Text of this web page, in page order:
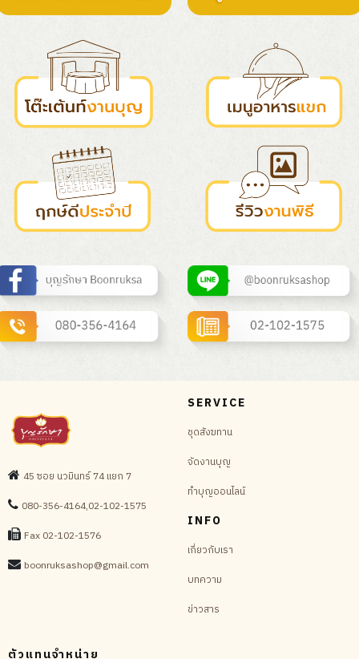
45 ซอย นวมินทร์ 74 แยก 7
080-356-4164,02-102-1575
Fax 02-102-1576
boonruksashop@gmail.com
SERVICE
ชุดสังฆทาน
จัดงานบุญ
ทำบุญออนไลน์
INFO
เกี่ยวกับเรา
บทความ
ข่าวสาร
ตัวแทนจำหน่าย